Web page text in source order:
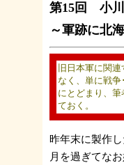
第15回 小川
～軍跡に北
旧日本軍に関
なく、単に戦
にとどまり、
ておく。
昨年末に製作
月を過ぎてな